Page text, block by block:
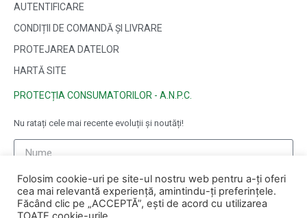
AUTENTIFICARE
CONDIȚII DE COMANDĂ ȘI LIVRARE
PROTEJAREA DATELOR
HARTĂ SITE
PROTECȚIA CONSUMATORILOR - A.N.P.C.
Nu ratați cele mai recente evoluții și noutăți!
Folosim cookie-uri pe site-ul nostru web pentru a-ți oferi
cea mai relevantă experiență, amintindu-ți preferințele.
Făcând clic pe „ACCEPTĂ”, ești de acord cu utilizarea